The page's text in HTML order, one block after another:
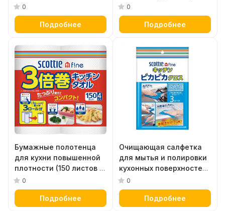
однослойная (100 м) 12
шт
0
Подробнее
см х 7 листов
0
Подробнее
Бумажные полотенца
для кухни повышенной
плотности (150 листов в
рулоне) х 4 рулона
0
Подробнее
Очищающая салфетка
для мытья и полировки
кухонных поверхностей
и раковин Crecia Scottie
f!ne Kitchen Cloth (335 х
220 мм) 3 штуки
0
Подробнее